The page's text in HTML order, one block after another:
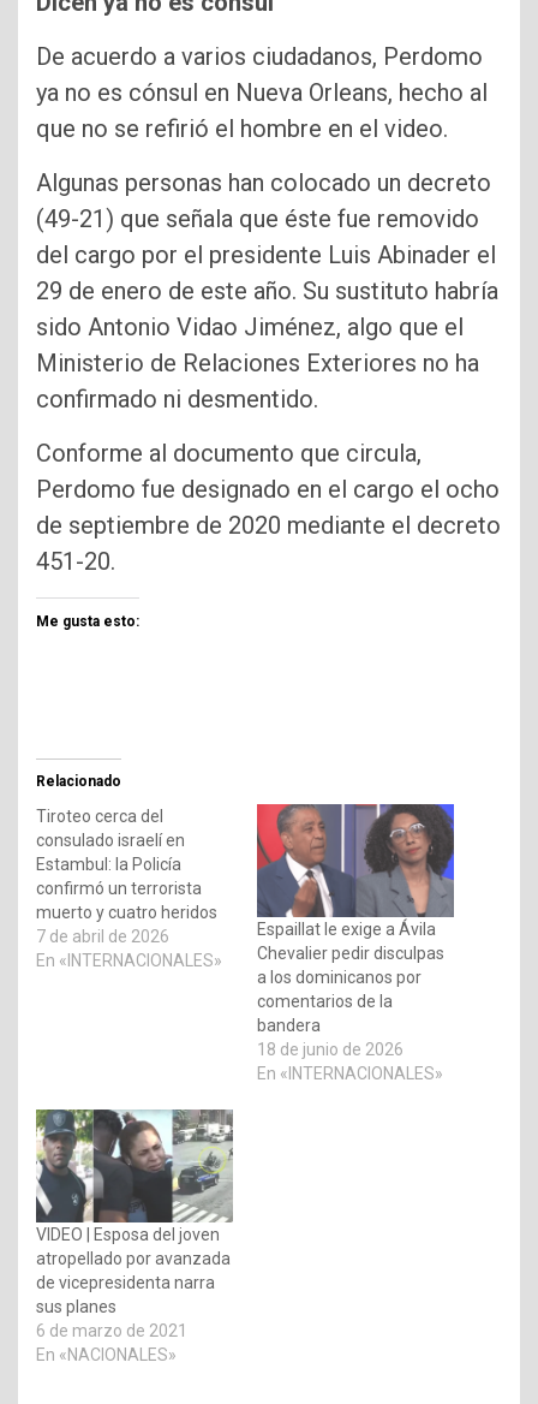
De acuerdo a varios ciudadanos, Perdomo
ya no es cónsul en Nueva Orleans, hecho al
que no se refirió el hombre en el video.
Algunas personas han colocado un decreto
(49-21) que señala que éste fue removido
del cargo por el presidente Luis Abinader el
29 de enero de este año. Su sustituto habría
sido Antonio Vidao Jiménez, algo que el
Ministerio de Relaciones Exteriores no ha
confirmado ni desmentido.
Conforme al documento que circula,
Perdomo fue designado en el cargo el ocho
de septiembre de 2020 mediante el decreto
451-20.
Me gusta esto:
Relacionado
Tiroteo cerca del
consulado israelí en
Estambul: la Policía
confirmó un terrorista
muerto y cuatro heridos
7 de abril de 2026
En «INTERNACIONALES»
Espaillat le exige a Ávila
Chevalier pedir disculpas
a los dominicanos por
comentarios de la
bandera
18 de junio de 2026
En «INTERNACIONALES»
VIDEO | Esposa del joven
atropellado por avanzada
de vicepresidenta narra
sus planes
6 de marzo de 2021
En «NACIONALES»